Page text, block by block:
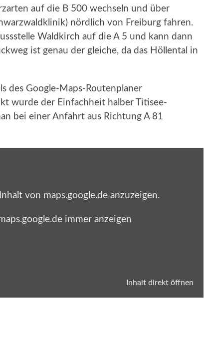
auf die B 500 wechseln und über
nördlich von Freiburg fahren.
Waldkirch auf die A 5 und kann dann
ist genau der gleiche, da das Höllental in
des Google-Maps-Routenplaner
wurde der Einfachheit halber Titisee-
bei einer Anfahrt aus Richtung A 81
von maps.google.de anzuzeigen.
immer anzeigen
Inhalt direkt öffnen